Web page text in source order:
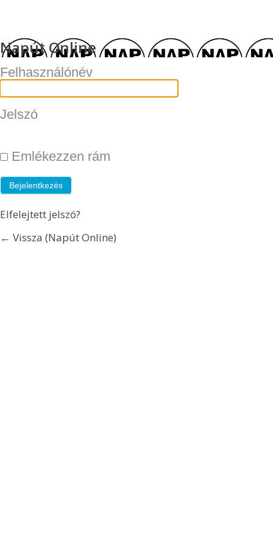
Napút Online
Felhasználónév
Jelszó
Emlékezzen rám
Elfelejtett jelszó?
← Vissza (Napút Online)